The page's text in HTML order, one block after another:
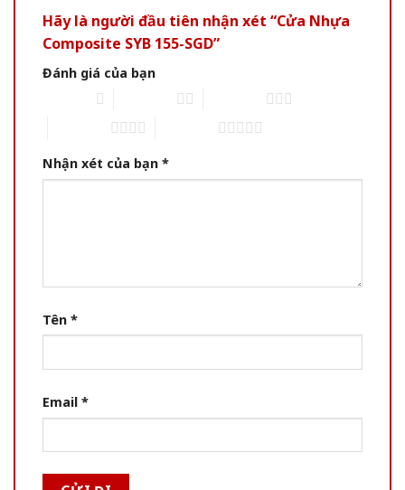
Hãy là người đầu tiên nhận xét “Cửa Nhựa
Composite SYB 155-SGD”
Đánh giá của bạn
Nhận xét của bạn *
Tên *
Email *